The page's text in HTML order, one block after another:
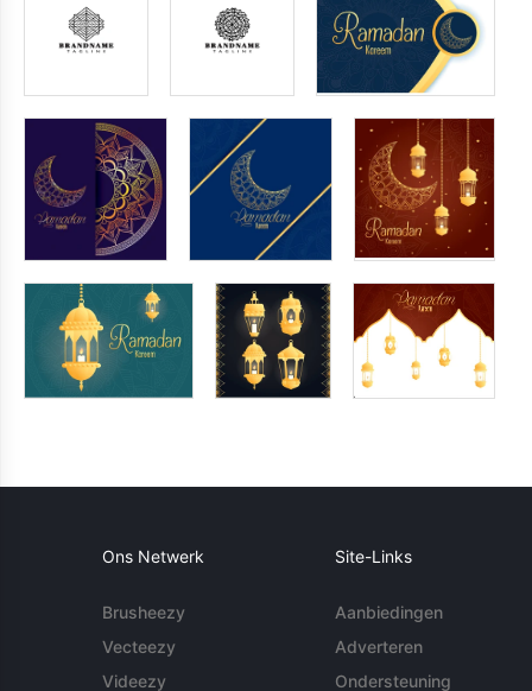
Ons Netwerk
Brusheezy
Vecteezy
Videezy
Site-Links
Aanbiedingen
Adverteren
Ondersteuning